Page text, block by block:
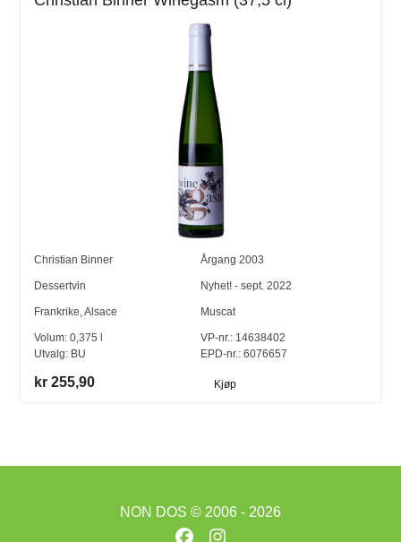
Christian Binner Årgang 2003
Dessertvin Nyhet! - sept. 2022
Frankrike,Alsace Muscat
Volum:0,375
Utvalg: BU
VP-nr.: 14638402
EPD-nr.: 6076657
kr 255,90 Kjøp
NON DOS © 2006 - 2026